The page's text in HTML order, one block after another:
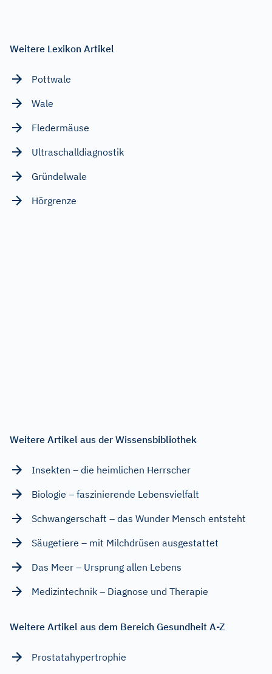
Weitere Lexikon Artikel
Pottwale
Wale
Fledermäuse
Ultraschalldiagnostik
Gründelwale
Hörgrenze
Weitere Artikel aus der Wissensbibliothek
Insekten – die heimlichen Herrscher
Biologie – faszinierende Lebensvielfalt
Schwangerschaft – das Wunder Mensch entsteht
Säugetiere – mit Milchdrüsen ausgestattet
Das Meer – Ursprung allen Lebens
Medizintechnik – Diagnose und Therapie
Weitere Artikel aus dem Bereich Gesundheit A-Z
Prostatahypertrophie